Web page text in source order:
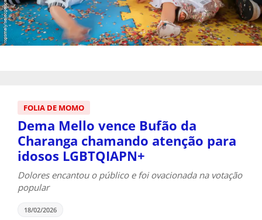
FOLIA DE MOMO
Dema Mello vence Bufão da
Charanga chamando atenção para
idosos LGBTQIAPN+
Dolores encantou o público e foi ovacionada na votação
popular
18/02/2026